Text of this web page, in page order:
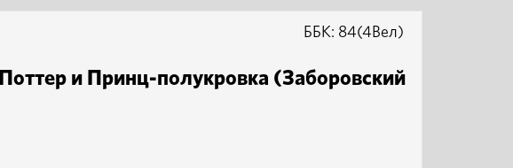
и Принц-полукровка (Заборовский
ББК: 84(4Вел)